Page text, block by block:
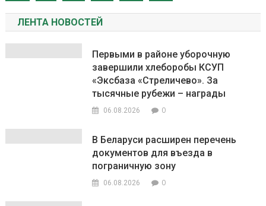
ЛЕНТА НОВОСТЕЙ
Первыми в районе уборочную
завершили хлеборобы КСУП
«Эксбаза «Стреличево». За
тысячные рубежи – награды
06.08.2026 0
В Беларуси расширен перечень
документов для въезда в
пограничную зону
06.08.2026 0